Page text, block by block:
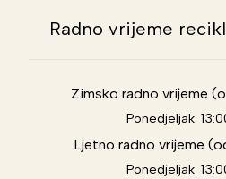
Radno vrijeme
Zimsko radno vrijeme
Ponedjeljak:
Ljetno radno vrijeme
Ponedjeljak: